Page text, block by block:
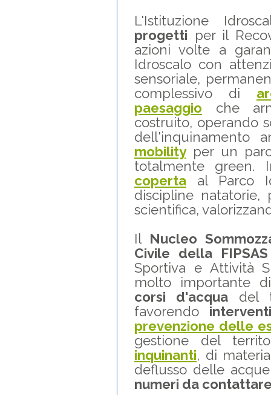
L'Istituzione
progetti per il
azioni volte a
Idroscalo con
sensoriale,
complessivo di
paesaggio che
costruito, operando
dell'inquinamento
mobilityper un
totalmente green.
coperta al Parco
discipline natatorie,
scientifica,
Il Nucleo
Civile della FIPSAS
Sportiva e Attività
molto importante
corsi d'acqua del
favorendo
prevenzione delle
gestione del
inquinanti, di
deflusso delle
numeri da